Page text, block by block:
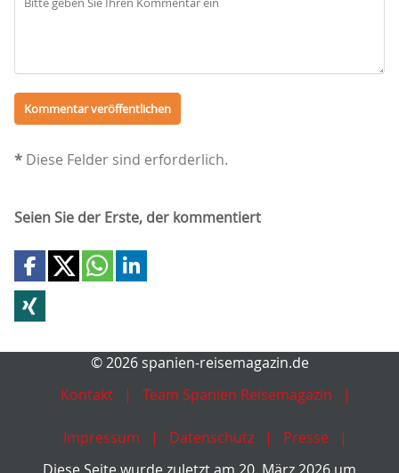
* Diese Felder sind erforderlich.
Seien Sie der Erste, der kommentiert
© 2026 spanien-reisemagazin.de
Kontakt
Team Spanien Reisemagazin
Impressum Datenschutz
Presse